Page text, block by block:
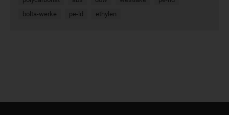
bolta-werke
pe-ld ethylen